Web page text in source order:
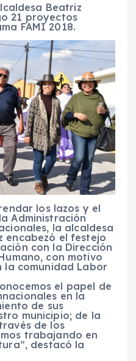
Beatriz
21 proyectos
FAMI 2018.
los lazos y el
Administración
la alcaldesa
encabezó el festejo
con la Dirección
con motivo
la comunidad Labor
el papel de
en la
de sus
municipio; de la
de los
trabajando en
destacó la